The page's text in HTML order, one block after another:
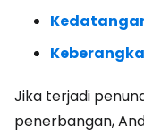
Jika terjadi
penerbangan,